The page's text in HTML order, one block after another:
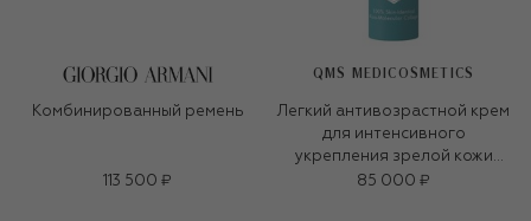
Комбинированный ремень
113 500 ₽
QMS MEDICOSMETICS
Легкий антивозрастной крем
для интенсивного
укрепления зрелой кожи
«3D-коллаген» (50ml)
85 000 ₽